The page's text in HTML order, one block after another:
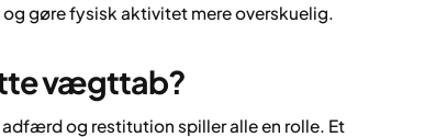
gøre fysisk aktivitet mere overskuelig.
vægttab?
og restitution spiller alle en rolle. Et